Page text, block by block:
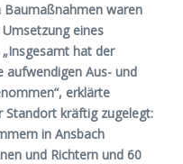
waren
eines
hat der
aufwendigen Aus- und
erklärte
Standort kräftig zugelegt:
in Ansbach
und Richtern und 60